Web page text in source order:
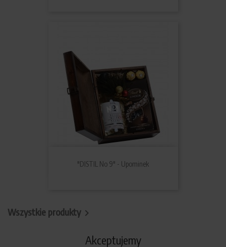
"DISTIL No 9" - Upominek
Wszystkie produkty
Akceptujemy